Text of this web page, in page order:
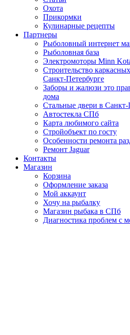
Охота
Прикормки
Кулинарные рецепты
Партнеры
Рыболовный интернет
Рыболовная база
Электромоторы Minn
Строительство
Санкт-Петербурге
Заборы и жалюзи это
дома
Стальные двери в Санкт-
Автостекла СПб
Карта любимого сайта
Стройобъект по госту
Особенности ремонта
Ремонт Jaguar
Контакты
Магазин
Корзина
Оформление заказа
Мой аккаунт
Хочу на рыбалку
Магазин рыбака в СПб
Диагностика проблем с